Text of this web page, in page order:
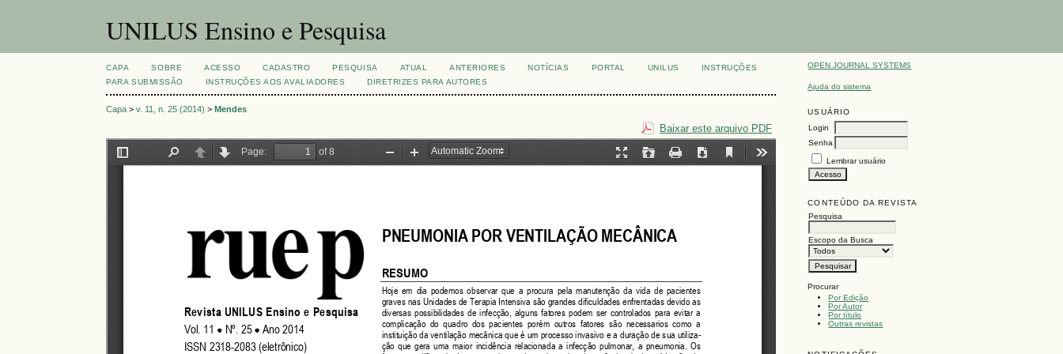
UNILUS Ensino e Pesquisa
OPEN JOURNAL SYSTEMS
Ajuda do sistema
USUÁRIO
Login
Senha
Lembrar usuário
CONTEÚDO DA REVISTA
Pesquisa
Escopo da Busca
Procurar
Por Edição
Por Autor
Por título
Outras revistas
CAPA SOBRE ACESSO CADASTRO PESQUISA ATUAL ANTERIORES NOTÍCIAS PORTAL UNILUS
INSTRUÇÕES
PARA SUBMISSÃO
INSTRUÇÕES AOS AVALIADORES DIRETRIZES PARA AUTORES
Capa >v. 11, n. 25 (2014) >Mendes
Baixar este arquivo PDF